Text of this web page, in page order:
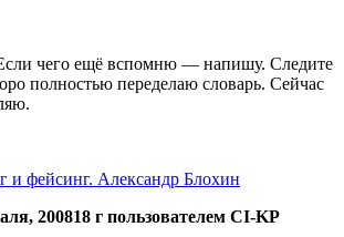
чего ещё вспомню — напишу. Следите
полностью переделаю словарь. Сейчас
и фейсинг. Александр Блохин
200818 г пользователем CI-KP